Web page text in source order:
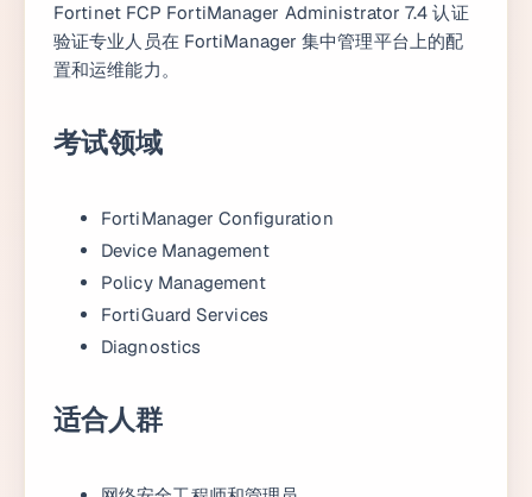
Fortinet FCP FortiManager Administrator 7.4 认证
验证专业人员在 FortiManager 集中管理平台上的配
置和运维能力。
考试领域
FortiManager Configuration
Device Management
Policy Management
FortiGuard Services
Diagnostics
适合人群